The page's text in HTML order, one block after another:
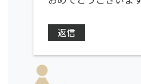
返信